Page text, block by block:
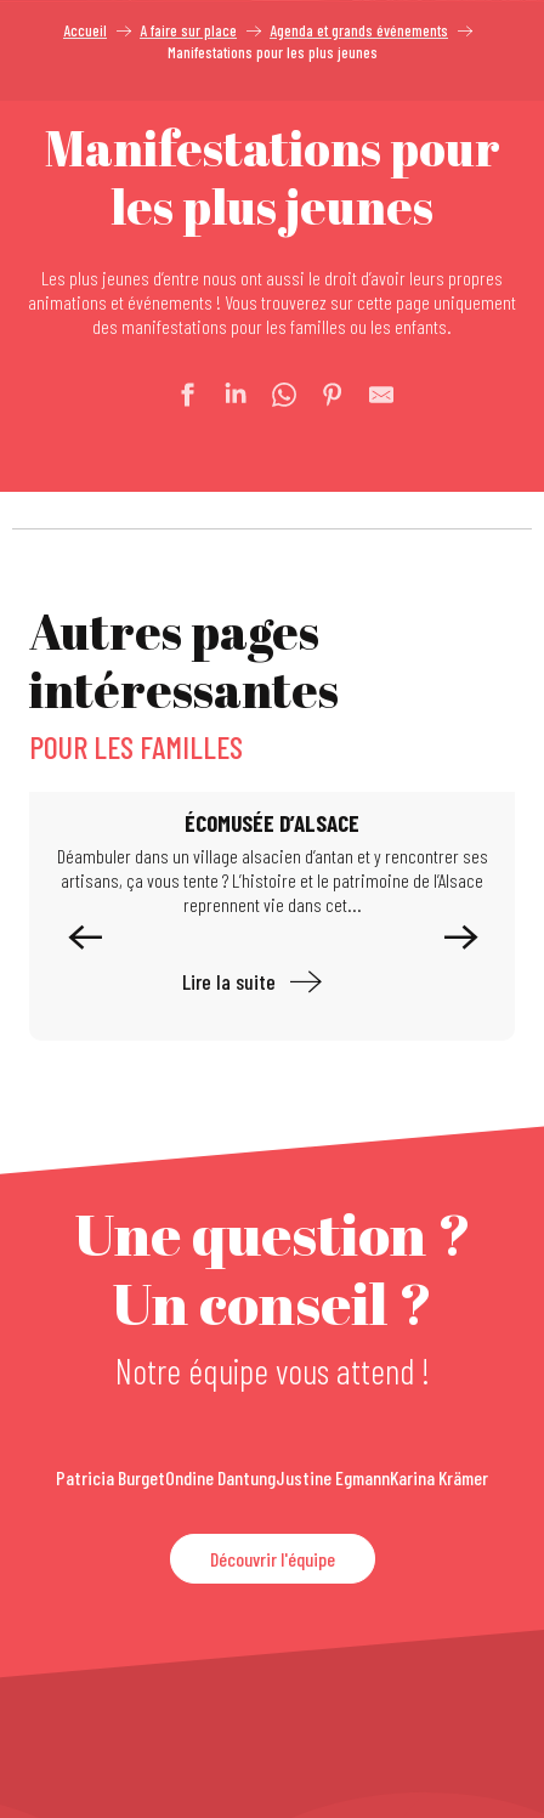
Accueil A faire sur place
Agenda et grands événements
Manifestations pour les plus jeunes
Manifestations pour
les plus jeunes
Les plus jeunes d’entre nous ont aussi le droit d’avoir leurs propres
animations et événements ! Vous trouverez sur cette page uniquement
des manifestations pour les familles ou les enfants.
Saint-Nicolas au Parc zoologique et botanique
Festival Momix
Happy games
Autres pages
intéressantes
POUR LES FAMILLES
ÉCOMUSÉE D’ALSACE
Déambuler dans un village alsacien d’antan et y rencontrer ses
artisans, ça vous tente ? L’histoire et le patrimoine de l’Alsace
reprennent vie dans cet...
Lire la suite
Une question ?
Un conseil ?
Notre équipe vous attend !
Patricia BurgetOndine DantungJustine EgmannKarina Krämer
Découvrir l'équipe